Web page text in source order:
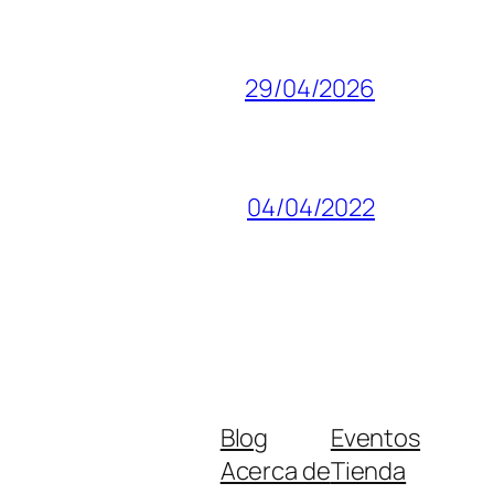
29/04/2026
04/04/2022
Blog
Acerca de
Eventos
Tienda